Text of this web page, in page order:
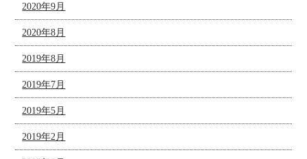
2020年9月
2020年8月
2019年8月
2019年7月
2019年5月
2019年2月